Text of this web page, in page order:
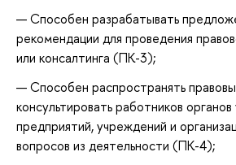
Способен разрабатывать
рекомендации для проведения
или консалтинга (ПК-3);
Способен распространять
консультировать работников органов
предприятий, учреждений и
вопросов из деятельности (ПК-4);